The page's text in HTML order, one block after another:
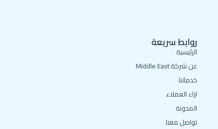
روابط سريعة
الرئيسية
عن شركة Middle East
خدماتنا
اراء العملاء
المدونة
تواصل معنا